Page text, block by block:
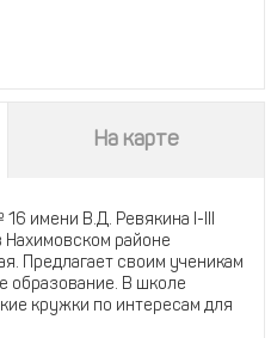
На карте
имени В.Д. Ревякина I-III
Нахимовском районе
Предлагает своим ученикам
образование. В школе
кружки по интересам для